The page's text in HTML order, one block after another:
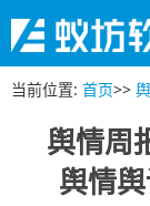
当前位置: 首页>>
舆情周
舆情